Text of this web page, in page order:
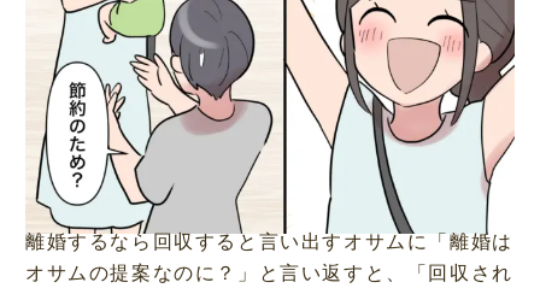
離婚するなら回収すると言い出すオサムに「離婚は
オサムの提案なのに？」と言い返すと、「回収され